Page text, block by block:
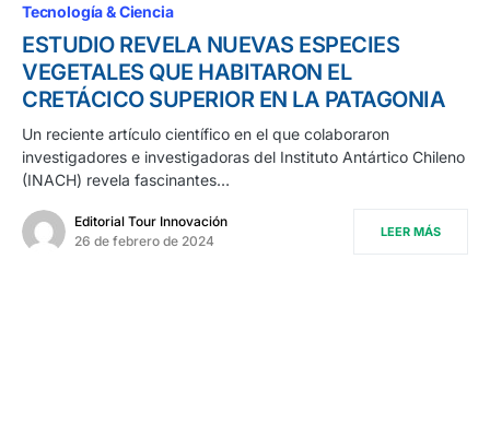
Tecnología & Ciencia
ESTUDIO REVELA NUEVAS ESPECIES
VEGETALES QUE HABITARON EL
CRETÁCICO SUPERIOR EN LA PATAGONIA
Un reciente artículo científico en el que colaboraron
investigadores e investigadoras del Instituto Antártico Chileno
(INACH) revela fascinantes…
Editorial Tour Innovación
26 de febrero de 2024
LEER MÁS